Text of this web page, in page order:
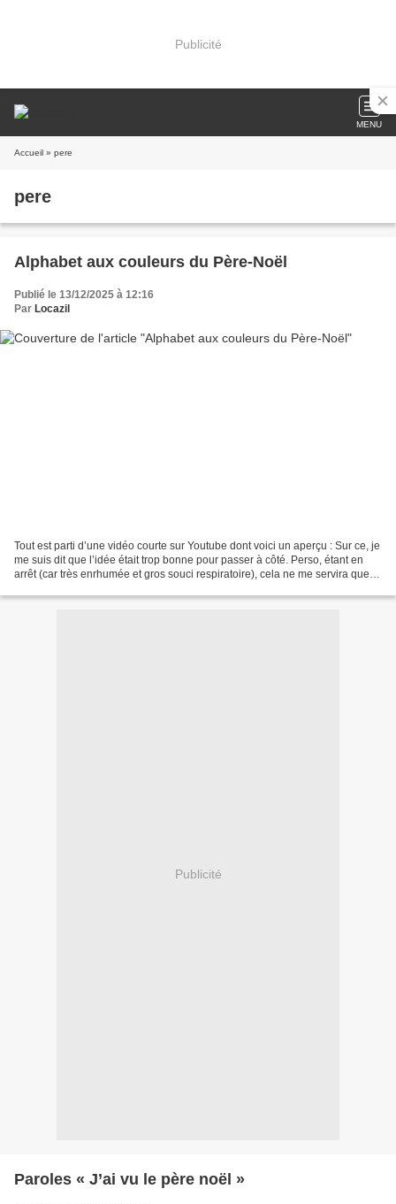
Publicité
MENU
Accueil » pere
pere
Alphabet aux couleurs du Père-Noël
Publié le 13/12/2025 à 12:16
Par Locazil
Tout est parti d’une vidéo courte sur Youtube dont voici un aperçu : Sur ce, je
me suis dit que l’idée était trop bonne pour passer à côté. Perso, étant en
arrêt (car très enrhumée et gros souci respiratoire), cela ne me servira que
Publicité
Paroles « J’ai vu le père noël »